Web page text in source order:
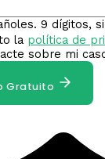
9 dígitos,
la política de
sobre mi
Gratuito